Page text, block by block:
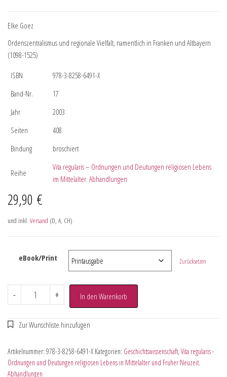
Elke Goez
Ordenszentralismus und regionale Vielfalt, namentlich in Franken und Altbayern
(1098-1525)
ISBN
978-3-8258-6491-X
Band-Nr.
17
Jahr
2003
Seiten
408
Bindung
broschiert
Reihe
Vita regularis – Ordnungen und Deutungen religiosen Lebens
im Mittelalter. Abhandlungen
29,90 €
und inkl. Versand (D, A, CH)
eBook/Print Zurücksetzen
- + In den Warenkorb
Artikelnummer: 978-3-8258-6491-X Kategorien: Geschichtswissenschaft, Vita regularis -
Ordnungen und Deutungen religiosen Lebens in Mittelalter und Früher Neuzeit.
Abhandlungen